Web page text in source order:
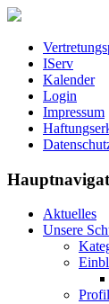
IServ
Kalender
Login
Impressum
Aktuelles
Unsere
Profil